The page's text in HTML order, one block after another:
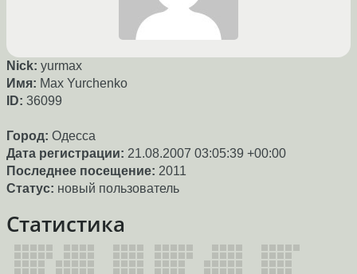
Nick: yurmax
Имя: Max Yurchenko
ID: 36099
Город: Одесса
Дата регистрации: 21.08.2007 03:05:39 +00:00
Последнее посещение: 2011
Статус: новый пользователь
Статистика